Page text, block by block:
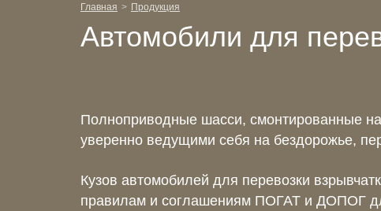
Главная Продукция
Автомобили для
Полноприводные шасси, смонтированные
уверенно ведущими себя на бездорожье,
Кузов автомобилей для перевозки
правилам и соглашениям ПОГАТ и ДОПОГ